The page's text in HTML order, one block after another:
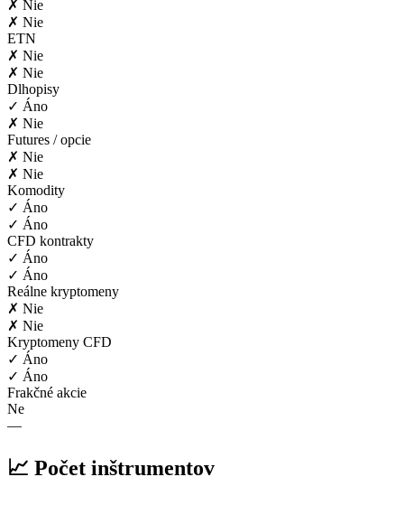
✗ Nie
✗ Nie
ETN
✗ Nie
✗ Nie
Dlhopisy
✓ Áno
✗ Nie
Futures / opcie
✗ Nie
✗ Nie
Komodity
✓ Áno
✓ Áno
CFD kontrakty
✓ Áno
✓ Áno
Reálne kryptomeny
✗ Nie
✗ Nie
Kryptomeny CFD
✓ Áno
✓ Áno
Frakčné akcie
Ne
—
📈 Počet inštrumentov